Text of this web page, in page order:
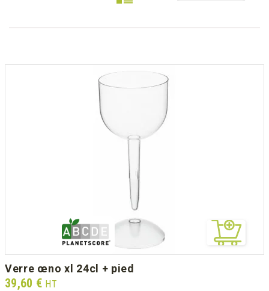
verre œno xl 24cl + pied
Prix
39,60 € HT